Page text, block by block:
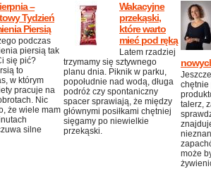
–
Tydzień
Piersią
podczas
piersią tak
się pić?
to
w którym
pracuje na
Nic
że wiele mam
silne
Wakacyjne
przekąski,
które warto
mieć pod ręką
Latem rzadziej
trzymamy się sztywnego
planu dnia. Piknik w parku,
popołudnie nad wodą, długa
podróż czy spontaniczny
spacer sprawiają, że między
głównymi posiłkami chętniej
sięgamy po niewielkie
przekąski.
chętnie
talerz,
może